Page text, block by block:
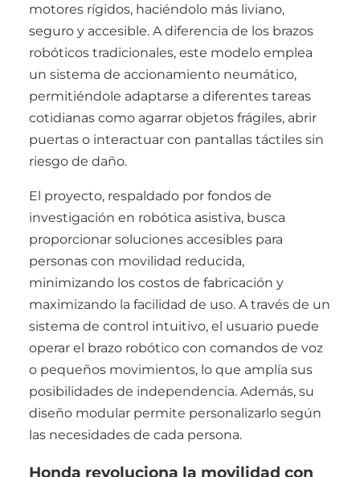
motores rígidos, haciéndolo más liviano,
seguro y accesible. A diferencia de los brazos
robóticos tradicionales, este modelo emplea
un sistema de accionamiento neumático,
permitiéndole adaptarse a diferentes tareas
cotidianas como agarrar objetos frágiles, abrir
puertas o interactuar con pantallas táctiles sin
riesgo de daño.
El proyecto, respaldado por fondos de
investigación en robótica asistiva, busca
proporcionar soluciones accesibles para
personas con movilidad reducida,
minimizando los costos de fabricación y
maximizando la facilidad de uso. A través de un
sistema de control intuitivo, el usuario puede
operar el brazo robótico con comandos de voz
o pequeños movimientos, lo que amplía sus
posibilidades de independencia. Además, su
diseño modular permite personalizarlo según
las necesidades de cada persona.
Honda revoluciona la movilidad con